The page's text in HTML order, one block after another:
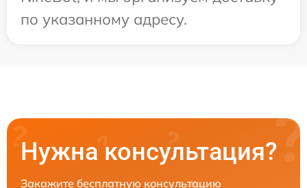
по указанному адресу.
Нужна консультация?
Закажите бесплатную консультацию